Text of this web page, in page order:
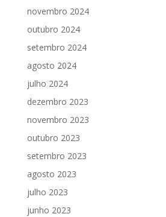
novembro 2024
outubro 2024
setembro 2024
agosto 2024
julho 2024
dezembro 2023
novembro 2023
outubro 2023
setembro 2023
agosto 2023
julho 2023
junho 2023